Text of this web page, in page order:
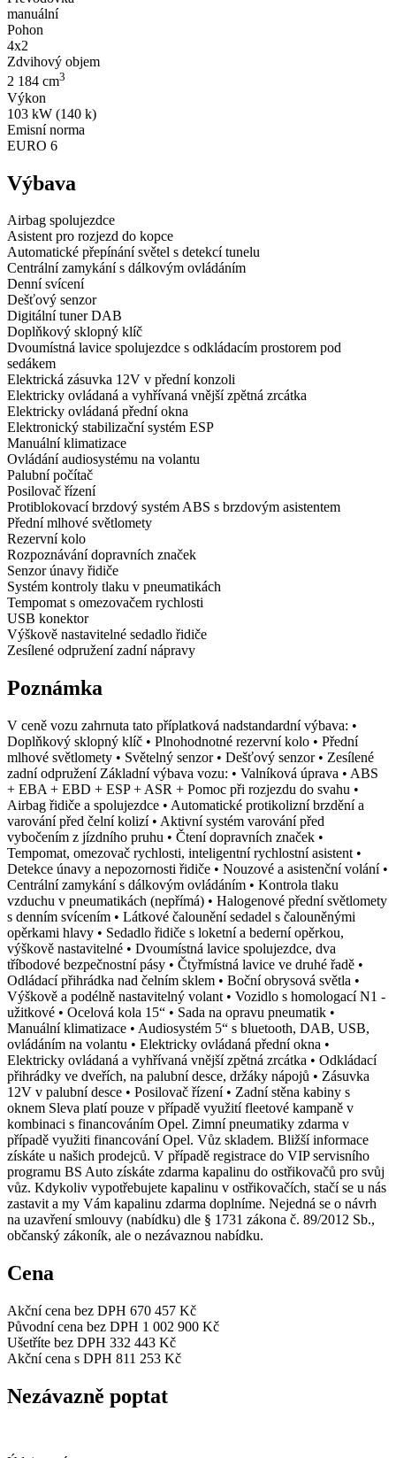
manuální
Pohon
4x2
Zdvihový objem
2 184 cm3
Výkon
103 kW (140 k)
Emisní norma
EURO 6
Výbava
Airbag spolujezdce
Asistent pro rozjezd do kopce
Automatické přepínání světel s detekcí tunelu
Centrální zamykání s dálkovým ovládáním
Denní svícení
Dešťový senzor
Digitální tuner DAB
Doplňkový sklopný klíč
Dvoumístná lavice spolujezdce s odkládacím prostorem pod
sedákem
Elektrická zásuvka 12V v přední konzoli
Elektricky ovládaná a vyhřívaná vnější zpětná zrcátka
Elektricky ovládaná přední okna
Elektronický stabilizační systém ESP
Manuální klimatizace
Ovládání audiosystému na volantu
Palubní počítač
Posilovač řízení
Protiblokovací brzdový systém ABS s brzdovým asistentem
Přední mlhové světlomety
Rezervní kolo
Rozpoznávání dopravních značek
Senzor únavy řidiče
Systém kontroly tlaku v pneumatikách
Tempomat s omezovačem rychlosti
USB konektor
Výškově nastavitelné sedadlo řidiče
Zesílené odpružení zadní nápravy
Poznámka
V ceně vozu zahrnuta tato příplatková nadstandardní výbava: •
Doplňkový sklopný klíč • Plnohodnotné rezervní kolo • Přední
mlhové světlomety • Světelný senzor • Dešťový senzor • Zesílené
zadní odpružení Základní výbava vozu: • Valníková úprava • ABS
+ EBA + EBD + ESP + ASR + Pomoc při rozjezdu do svahu •
Airbag řidiče a spolujezdce • Automatické protikolizní brzdění a
varování před čelní kolizí • Aktivní systém varování před
vybočením z jízdního pruhu • Čtení dopravních značek •
Tempomat, omezovač rychlosti, inteligentní rychlostní asistent •
Detekce únavy a nepozornosti řidiče • Nouzové a asistenční volání •
Centrální zamykání s dálkovým ovládáním • Kontrola tlaku
vzduchu v pneumatikách (nepřímá) • Halogenové přední světlomety
s denním svícením • Látkové čalounění sedadel s čalouněnými
opěrkami hlavy • Sedadlo řidiče s loketní a bederní opěrkou,
výškově nastavitelné • Dvoumístná lavice spolujezdce, dva
tříbodové bezpečnostní pásy • Čtyřmístná lavice ve druhé řadě •
Odládací přihrádka nad čelním sklem • Boční obrysová světla •
Výškově a podélně nastavitelný volant • Vozidlo s homologací N1 -
užitkové • Ocelová kola 15“ • Sada na opravu pneumatik •
Manuální klimatizace • Audiosystém 5“ s bluetooth, DAB, USB,
ovládáním na volantu • Elektricky ovládaná přední okna •
Elektricky ovládaná a vyhřívaná vnější zpětná zrcátka • Odkládací
přihrádky ve dveřích, na palubní desce, držáky nápojů • Zásuvka
12V v palubní desce • Posilovač řízení • Zadní stěna kabiny s
oknem Sleva platí pouze v případě využití fleetové kampaně v
kombinaci s financováním Opel. Zimní pneumatiky zdarma v
případě využiti financování Opel. Vůz skladem. Bližší informace
získáte u našich prodejců. V případě registrace do VIP servisního
programu BS Auto získáte zdarma kapalinu do ostřikovačů pro svůj
vůz. Kdykoliv vypotřebujete kapalinu v ostřikovačích, stačí se u nás
zastavit a my Vám kapalinu zdarma doplníme. Nejedná se o návrh
na uzavření smlouvy (nabídku) dle § 1731 zákona č. 89/2012 Sb.,
občanský zákoník, ale o nezávaznou nabídku.
Cena
Akční cena bez DPH 670 457 Kč
Původní cena bez DPH 1 002 900 Kč
Ušetříte bez DPH 332 443 Kč
Akční cena s DPH 811 253 Kč
Nezávazně poptat